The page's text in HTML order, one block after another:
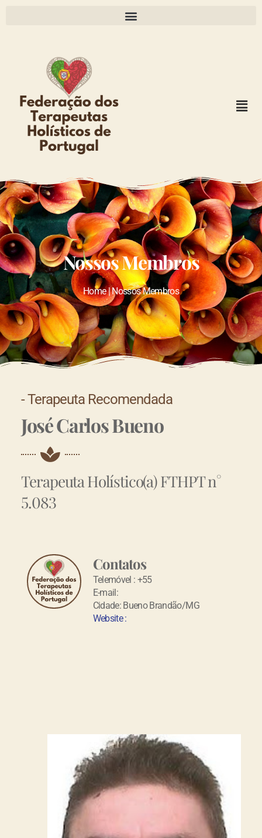
Nossos Membros
Home | Nossos Membros
- Terapeuta Recomendada
José Carlos Bueno
Terapeuta Holístico(a) FTHPT n°
5.083
Contatos
Telemóvel : +55
E-mail:
Cidade: Bueno Brandão/MG
Website :